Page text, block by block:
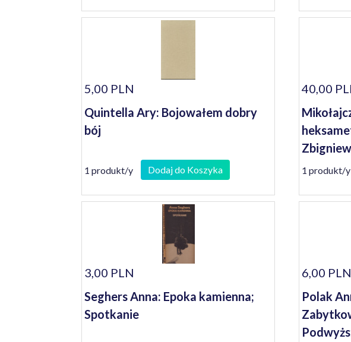
5,00 PLN
Quintella Ary: Bojowałem dobry
bój
1 produkt/y Dodaj do Koszyka
40,00
1 produkt/y
3,00 PLN
Seghers Anna: Epoka kamienna;
Spotkanie
6,00 PLN
Polak